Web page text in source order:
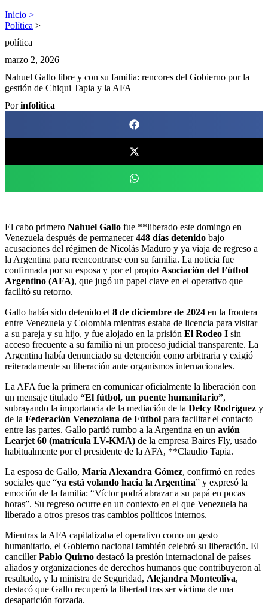
Inicio >
Política >
política
marzo 2, 2026
Nahuel Gallo libre y con su familia: rencores del Gobierno por la
gestión de Chiqui Tapia y la AFA
Porinfolitica
El cabo primero Nahuel Gallo fue **liberado este domingo en
Venezuela después de permanecer448 días detenido bajo
acusaciones del régimen de Nicolás Maduro y ya viaja de regreso a
la Argentina para reencontrarse con su familia. La noticia fue
confirmada por su esposa y por el propio Asociación del Fútbol
Argentino (AFA), que jugó un papel clave en el operativo que
facilitó su retorno.
Gallo había sido detenido el 8 de diciembre de 2024 en la frontera
entre Venezuela y Colombia mientras estaba de licencia para visitar
a su pareja y su hijo, y fue alojado en la prisión El Rodeo I sin
acceso frecuente a su familia ni un proceso judicial transparente. La
Argentina había denunciado su detención como arbitraria y exigió
reiteradamente su liberación ante organismos internacionales.
La AFA fue la primera en comunicar oficialmente la liberación con
un mensaje titulado “El fútbol, un puente humanitario”,
subrayando la importancia de la mediación de la Delcy Rodríguez y
de la Federación Venezolana de Fútbol para facilitar el contacto
entre las partes. Gallo partió rumbo a la Argentina en un avión
Learjet 60 (matrícula LV-KMA) de la empresa Baires Fly, usado
habitualmente por el presidente de la AFA, **Claudio Tapia.
La esposa de Gallo, María Alexandra Gómez, confirmó en redes
sociales que “ya está volando hacia la Argentina” y expresó la
emoción de la familia: “Víctor podrá abrazar a su papá en pocas
horas”. Su regreso ocurre en un contexto en el que Venezuela ha
liberado a otros presos tras cambios políticos internos.
Mientras la AFA capitalizaba el operativo como un gesto
humanitario, el Gobierno nacional también celebró su liberación. El
cancillerPablo Quirno destacó la presión internacional de países
aliados y organizaciones de derechos humanos que contribuyeron al
resultado, y la ministra de Seguridad, Alejandra Monteoliva,
destacó que Gallo recuperó la libertad tras ser víctima de una
desaparición forzada.